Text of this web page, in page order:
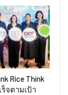
Rice Think
ร็จตามเป้า